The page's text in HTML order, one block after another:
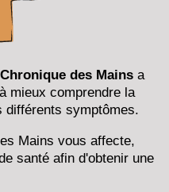
des Mains a
mieux comprendre la
différents symptômes.
Mains vous affecte,
santé afin d'obtenir une